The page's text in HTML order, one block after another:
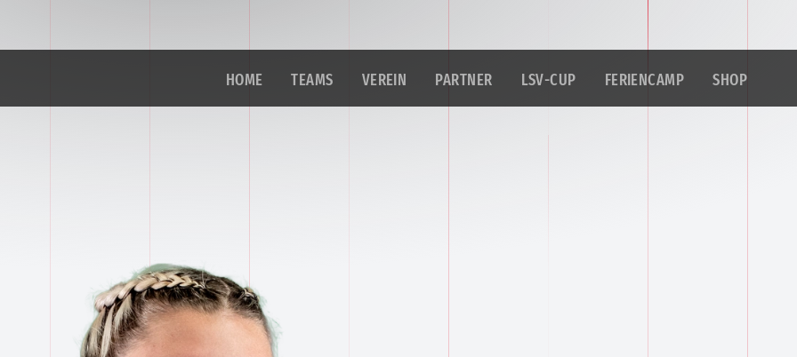
HOME TEAMS VEREIN PARTNER LSV-CUP FERIENCAMP SHOP